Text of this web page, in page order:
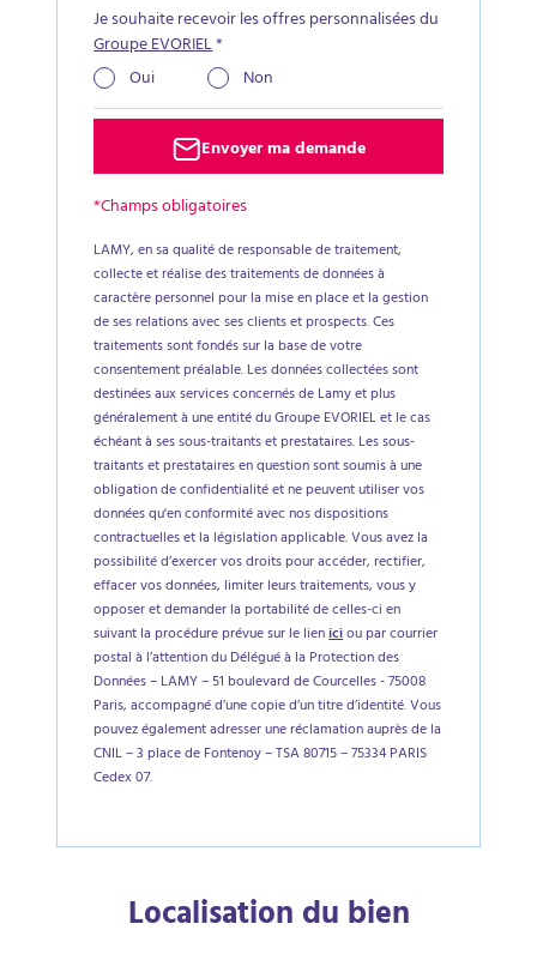
Je souhaite recevoir les offres personnalisées du
Groupe EVORIEL*
Oui
Non
Envoyer ma demande
*Champs obligatoires
LAMY, en sa qualité de responsable de traitement,
collecte et réalise des traitements de données à
caractère personnel pour la mise en place et la gestion
de ses relations avec ses clients et prospects. Ces
traitements sont fondés sur la base de votre
consentement préalable. Les données collectées sont
destinées aux services concernés de Lamy et plus
généralement à une entité du Groupe EVORIEL et le cas
échéant à ses sous-traitants et prestataires. Les sous-
traitants et prestataires en question sont soumis à une
obligation de confidentialité et ne peuvent utiliser vos
données qu'en conformité avec nos dispositions
contractuelles et la législation applicable. Vous avez la
possibilité d’exercer vos droits pour accéder, rectifier,
effacer vos données, limiter leurs traitements, vous y
opposer et demander la portabilité de celles-ci en
suivant la procédure prévue sur le lieniciou par courrier
postal à l’attention du Délégué à la Protection des
Données – LAMY – 51 boulevard de Courcelles - 75008
Paris, accompagné d’une copie d’un titre d’identité. Vous
pouvez également adresser une réclamation auprès de la
CNIL – 3 place de Fontenoy – TSA 80715 – 75334 PARIS
Cedex 07.
Localisation du bien